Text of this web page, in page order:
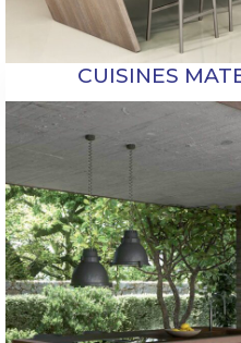
CUISINES